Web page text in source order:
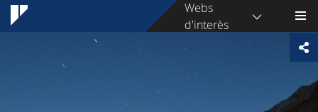
Webs
d'interès